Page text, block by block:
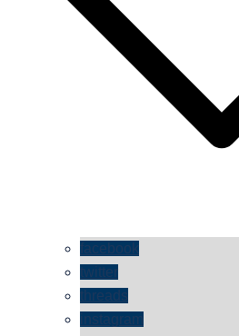
facebook
twitter
threads
instagram